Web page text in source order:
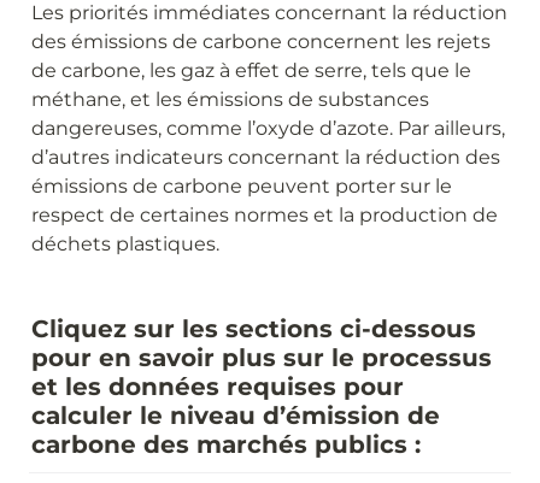
Les priorités immédiates concernant la réduction
des émissions de carbone concernent les rejets
de carbone, les gaz à effet de serre, tels que le
méthane, et les émissions de substances
dangereuses, comme l’oxyde d’azote. Par ailleurs,
d’autres indicateurs concernant la réduction des
émissions de carbone peuvent porter sur le
respect de certaines normes et la production de
déchets plastiques.
Cliquez sur les sections ci-dessous
pour en savoir plus sur le processus
et les données requises pour
calculer le niveau d’émission de
carbone des marchés publics :